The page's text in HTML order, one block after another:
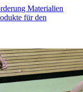
Materialien
für den